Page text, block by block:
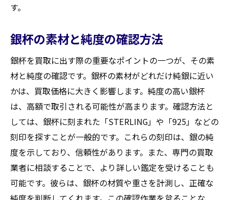
す。
銀杯の素材と純度の確認方法
銀杯を買取に出す際の重要なポイントの一つが、その素
材と純度の確認です。銀杯の素材がどれだけ純銀に近い
かは、買取価格に大きく影響します。純度の高い銀杯
は、高額で取引される可能性が高まります。確認方法と
しては、銀杯に刻まれた「STERLING」や「925」などの
刻印を探すことが一般的です。これらの刻印は、銀の純
度を示しており、信頼性があります。また、専門の買取
業者に相談することで、より詳しい鑑定を受けることも
可能です。彼らは、銀杯の材質や重さを計測し、正確な